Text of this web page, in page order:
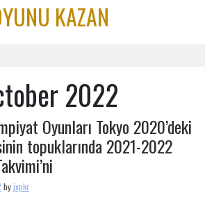
KAZAN
2022
Oyunları Tokyo 2020’deki
topuklarında 2021-2022
byjxpkr